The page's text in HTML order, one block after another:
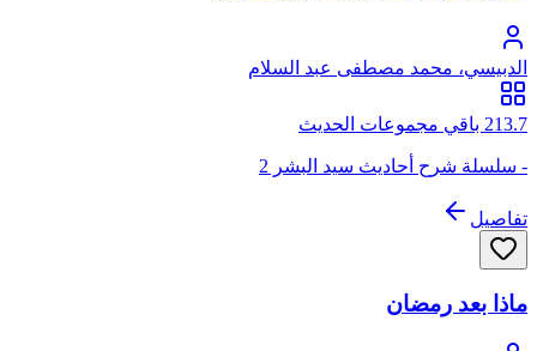
الدبيسي، محمد مصطفى عبد السلام
213.7 باقي مجموعات الحديث
- سلسلة شرح أحاديث سيد البشر 2
تفاصيل
ماذا بعد رمضان